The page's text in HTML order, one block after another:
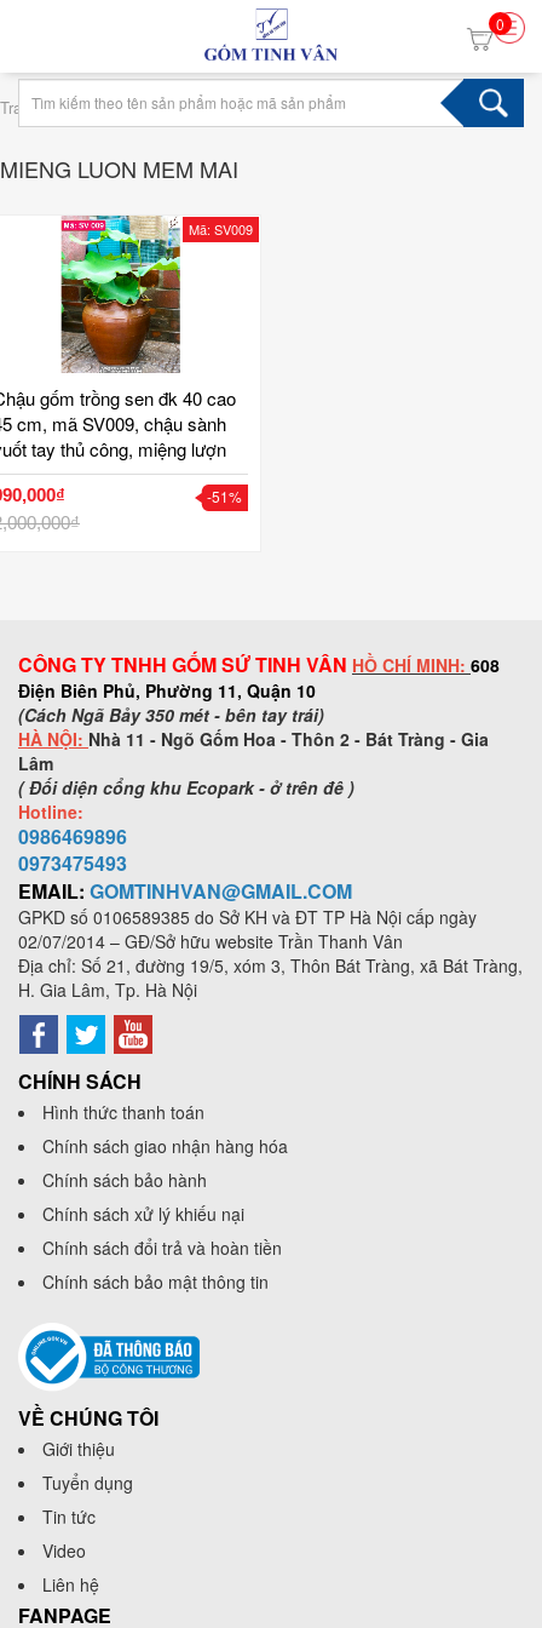
0
Trang chủ › Tag mieng luon mem mai
MIENG LUON MEM MAI
Mã: SV009
gốm trồng sen đk 40 cao
cm, mã SV009, chậu sành
tay thủ công, miệng lượn
mại, trồng sen, trang trí
vườn tiểu cảnh, gốm sứ bát
tinh vân
-51%
CÔNG TY TNHH GỐM SỨ TINH VÂN HỒ CHÍ MINH: 608
Điện Biên Phủ, Phường 11, Quận 10
(Cách Ngã Bảy 350 mét - bên tay trái)
HÀ NỘI: Nhà 11 - Ngõ Gốm Hoa - Thôn 2 - Bát Tràng - Gia
Lâm
( Đối diện cổng khu Ecopark - ở trên đê )
Hotline:
0986469896
0973475493
EMAIL: GOMTINHVAN@GMAIL.COM
GPKD số 0106589385 do Sở KH và ĐT TP Hà Nội cấp ngày
02/07/2014 – GĐ/Sở hữu website Trần Thanh Vân
Địa chỉ: Số 21, đường 19/5, xóm 3, Thôn Bát Tràng, xã Bát Tràng,
H. Gia Lâm, Tp. Hà Nội
CHÍNH SÁCH
Hình thức thanh toán
Chính sách giao nhận hàng hóa
Chính sách bảo hành
Chính sách xử lý khiếu nại
Chính sách đổi trả và hoàn tiền
Chính sách bảo mật thông tin
VỀ CHÚNG TÔI
Giới thiệu
Tuyển dụng
Tin tức
Video
Liên hệ
FANPAGE